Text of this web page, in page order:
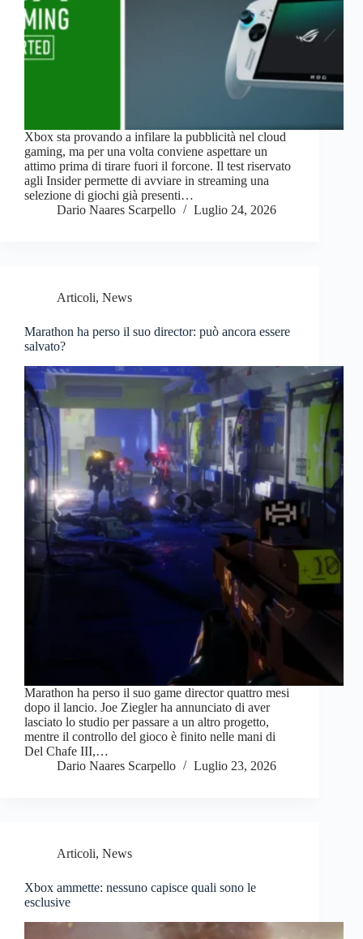
Xbox sta provando a infilare la pubblicità nel cloud
gaming, ma per una volta conviene aspettare un
attimo prima di tirare fuori il forcone. Il test riservato
agli Insider permette di avviare in streaming una
selezione di giochi già presenti…
Dario Naares Scarpello
Luglio 24, 2026
Articoli, News
Marathon ha perso il suo director: può ancora essere
salvato?
Marathon ha perso il suo game director quattro mesi
dopo il lancio. Joe Ziegler ha annunciato di aver
lasciato lo studio per passare a un altro progetto,
mentre il controllo del gioco è finito nelle mani di
Del Chafe III,…
Dario Naares Scarpello
Luglio 23, 2026
Articoli, News
Xbox ammette: nessuno capisce quali sono le
esclusive